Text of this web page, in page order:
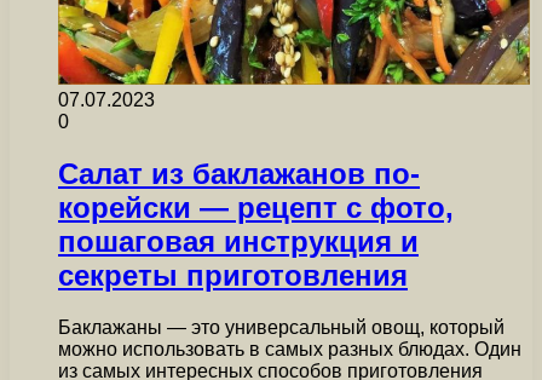
07.07.2023
0
Салат из баклажанов по-
корейски — рецепт с фото,
пошаговая инструкция и
секреты приготовления
Баклажаны — это универсальный овощ, который
можно использовать в самых разных блюдах. Один
из самых интересных способов приготовления